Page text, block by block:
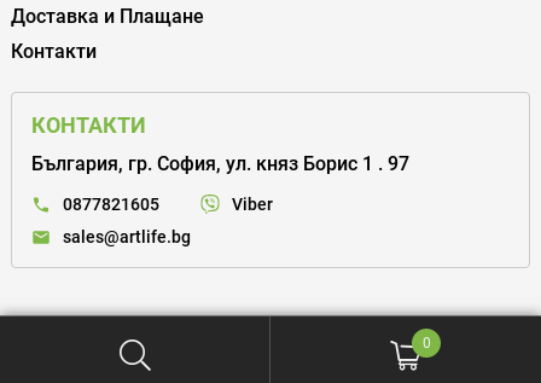
Доставка и Плащане
Контакти
КОНТАКТИ
България, гр. София, ул. княз Борис 1 . 97
0877821605
sales@artlife.bg
Viber
0